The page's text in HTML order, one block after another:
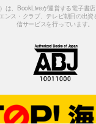
は、BookLiveが運営する電子書
ンス・クラブ、テレビ朝日の出
信サービスを行っています。